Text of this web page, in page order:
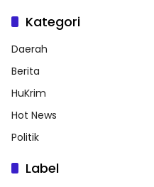
Kategori
Daerah
Berita
HuKrim
Hot News
Politik
Label